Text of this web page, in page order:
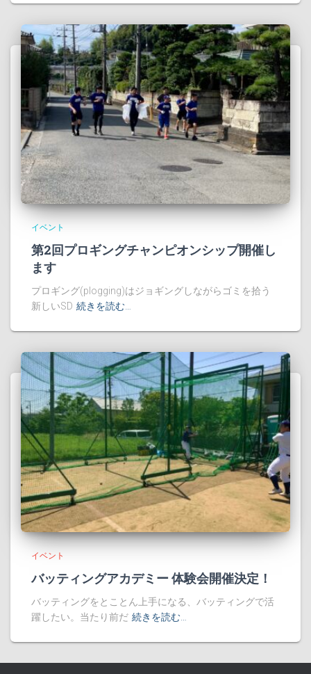
イベント
第2回プロギングチャンピオンシップ開催し
ます
プロギング(plogging)はジョギングしながらゴミを拾う
新しいSD 続きを読む…
イベント
バッティングアカデミー 体験会開催決定！
バッティングをとことん上手になる、バッティングで活
躍したい。当たり前だ 続きを読む…